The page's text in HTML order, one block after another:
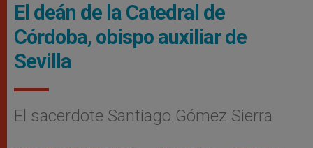
El deán de la Catedral de
Córdoba, obispo auxiliar de
Sevilla
El sacerdote Santiago Gómez Sierra